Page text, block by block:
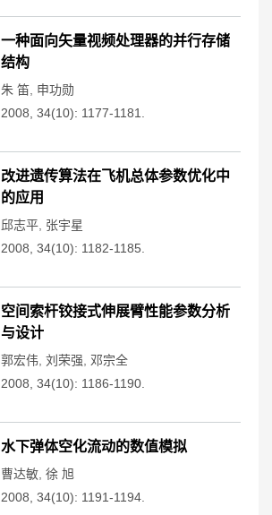
一种面向矢量视频处理器的并行存储
结构
朱 笛 申功勋
2008, 34(10): 1177-1181.
改进遗传算法在飞机总体参数优化中
的应用
邱志平 张宇星
2008, 34(10): 1182-1185.
空间索杆铰接式伸展臂性能参数分析
与设计
郭宏伟 刘荣强
邓宗全
2008, 34(10): 1186-1190.
水下弹体空化流动的数值模拟
曹达敏 徐 旭
2008, 34(10): 1191-1194.